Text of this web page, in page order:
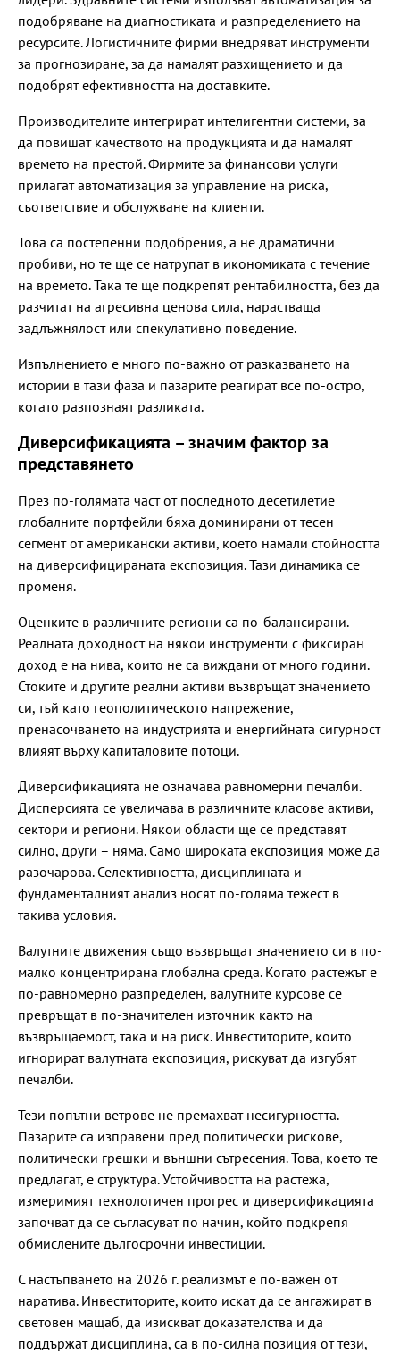
подобряване на диагностиката и разпределението на
ресурсите. Логистичните фирми внедряват инструменти
за прогнозиране, за да намалят разхищението и да
подобрят ефективността на доставките.
Производителите интегрират интелигентни системи, за
да повишат качеството на продукцията и да намалят
времето на престой. Фирмите за финансови услуги
прилагат автоматизация за управление на риска,
съответствие и обслужване на клиенти.
Това са постепенни подобрения, а не драматични
пробиви, но те ще се натрупат в икономиката с течение
на времето. Така те ще подкрепят рентабилността, без да
разчитат на агресивна ценова сила, нарастваща
задлъжнялост или спекулативно поведение.
Изпълнението е много по-важно от разказването на
истории в тази фаза и пазарите реагират все по-остро,
когато разпознаят разликата.
Диверсификацията – значим фактор за
представянето
През по-голямата част от последното десетилетие
глобалните портфейли бяха доминирани от тесен
сегмент от американски активи, което намали стойността
на диверсифицираната експозиция. Тази динамика се
променя.
Оценките в различните региони са по-балансирани.
Реалната доходност на някои инструменти с фиксиран
доход е на нива, които не са виждани от много години.
Стоките и другите реални активи възвръщат значението
си, тъй като геополитическото напрежение,
пренасочването на индустрията и енергийната сигурност
влияят върху капиталовите потоци.
Диверсификацията не означава равномерни печалби.
Дисперсията се увеличава в различните класове активи,
сектори и региони. Някои области ще се представят
силно, други – няма. Само широката експозиция може да
разочарова. Селективността, дисциплината и
фундаменталният анализ носят по-голяма тежест в
такива условия.
Валутните движения също възвръщат значението си в по-
малко концентрирана глобална среда. Когато растежът е
по-равномерно разпределен, валутните курсове се
превръщат в по-значителен източник както на
възвръщаемост, така и на риск. Инвеститорите, които
игнорират валутната експозиция, рискуват да изгубят
печалби.
Тези попътни ветрове не премахват несигурността.
Пазарите са изправени пред политически рискове,
политически грешки и външни сътресения. Това, което те
предлагат, е структура. Устойчивостта на растежа,
измеримият технологичен прогрес и диверсификацията
започват да се съгласуват по начин, който подкрепя
обмислените дългосрочни инвестиции.
С настъпването на 2026 г. реализмът е по-важен от
наратива. Инвеститорите, които искат да се ангажират в
световен мащаб, да изискват доказателства и да
поддържат дисциплина, са в по-силна позиция от тези,